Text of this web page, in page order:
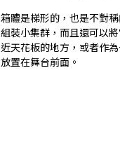
箱體是梯形的，也是不對
組裝小集群，而且還可以
近天花板的地方，或者作
放置在舞台前面。